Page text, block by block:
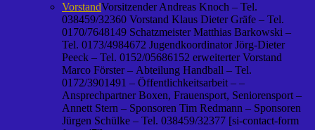
VorstandVorsitzender Andreas Knoch – Tel.
038459/32360 Vorstand Klaus Dieter Gräfe – Tel.
0170/7648149 Schatzmeister Matthias Barkowski –
Tel. 0173/4984672 Jugendkoordinator Jörg-Dieter
Peeck – Tel. 0152/05686152 erweiterter Vorstand
Marco Förster – Abteilung Handball – Tel.
0172/3901491 – Öffentlichkeitsarbeit – –
Ansprechpartner Boxen, Frauensport, Seniorensport –
Annett Stern – Sponsoren Tim Redmann – Sponsoren
Jürgen Schülke – Tel. 038459/32377 [si-contact-form